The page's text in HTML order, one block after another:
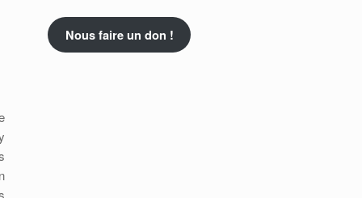
Nous faire un don !